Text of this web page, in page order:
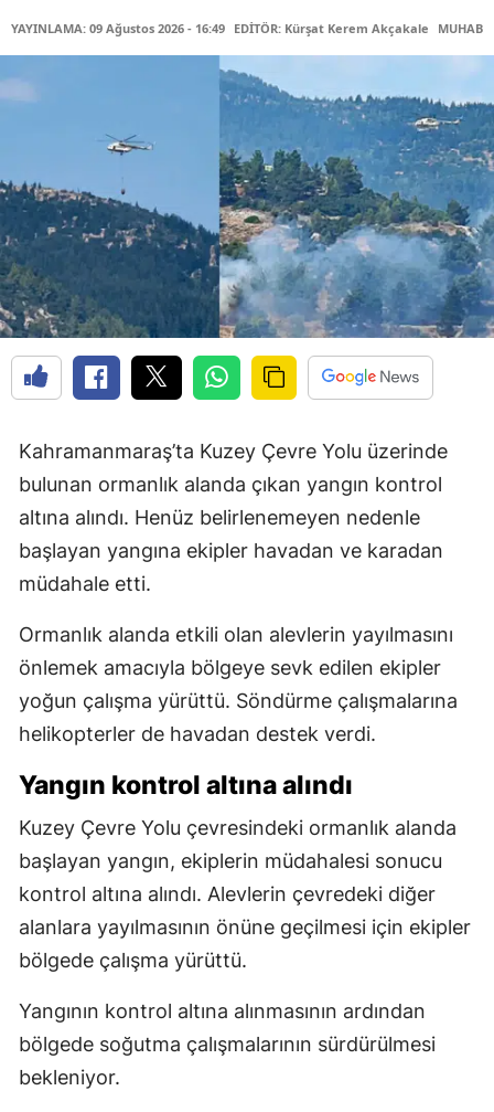
YAYINLAMA: 09 Ağustos 2026 - 16:49 EDİTÖR: Kürşat Kerem Akçakale
Kahramanmaraş’ta Kuzey Çevre Yolu üzerinde
bulunan ormanlık alanda çıkan yangın kontrol
altına alındı. Henüz belirlenemeyen nedenle
başlayan yangına ekipler havadan ve karadan
müdahale etti.
Ormanlık alanda etkili olan alevlerin yayılmasını
önlemek amacıyla bölgeye sevk edilen ekipler
yoğun çalışma yürüttü. Söndürme çalışmalarına
helikopterler de havadan destek verdi.
Yangın kontrol altına alındı
Kuzey Çevre Yolu çevresindeki ormanlık alanda
başlayan yangın, ekiplerin müdahalesi sonucu
kontrol altına alındı. Alevlerin çevredeki diğer
alanlara yayılmasının önüne geçilmesi için ekipler
bölgede çalışma yürüttü.
Yangının kontrol altına alınmasının ardından
bölgede soğutma çalışmalarının sürdürülmesi
bekleniyor.